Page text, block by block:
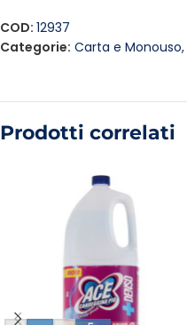
COD: 12937
Categorie: Carta e Monouso,
Prodotti correlati